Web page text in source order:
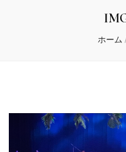
ホーム